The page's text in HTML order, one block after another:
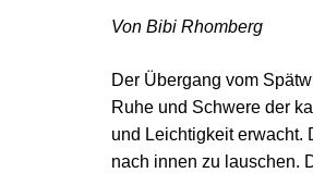
Von Bibi Rhomberg
Der Übergang vom
Ruhe und Schwere der
und Leichtigkeit erwacht.
nach innen zu lauschen.